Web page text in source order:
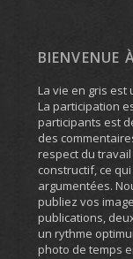
BIENVENUE
La vie en gris est
La participation
participants est
des
respect du travail
constructif, ce
argumentées.
publiez vos
publications,
un rythme
photo de temps